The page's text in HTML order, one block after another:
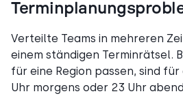
Verteilte Teams in mehreren
einem ständigen Terminrätsel.
für eine Region passen, sind
Uhr morgens oder 23 Uhr